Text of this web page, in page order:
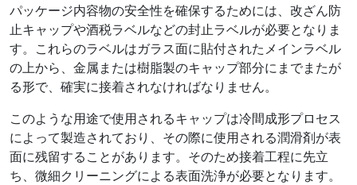
パッケージ内容物の安全性を確保するためには、改ざん防
止キャップや酒税ラベルなどの封止ラベルが必要となりま
す。これらのラベルはガラス面に貼付されたメインラベル
の上から、金属または樹脂製のキャップ部分にまでまたが
る形で、確実に接着されなければなりません。
このような用途で使用されるキャップは冷間成形プロセス
によって製造されており、その際に使用される潤滑剤が表
面に残留することがあります。そのため接着工程に先立
ち、微細クリーニングによる表面洗浄が必要となります。